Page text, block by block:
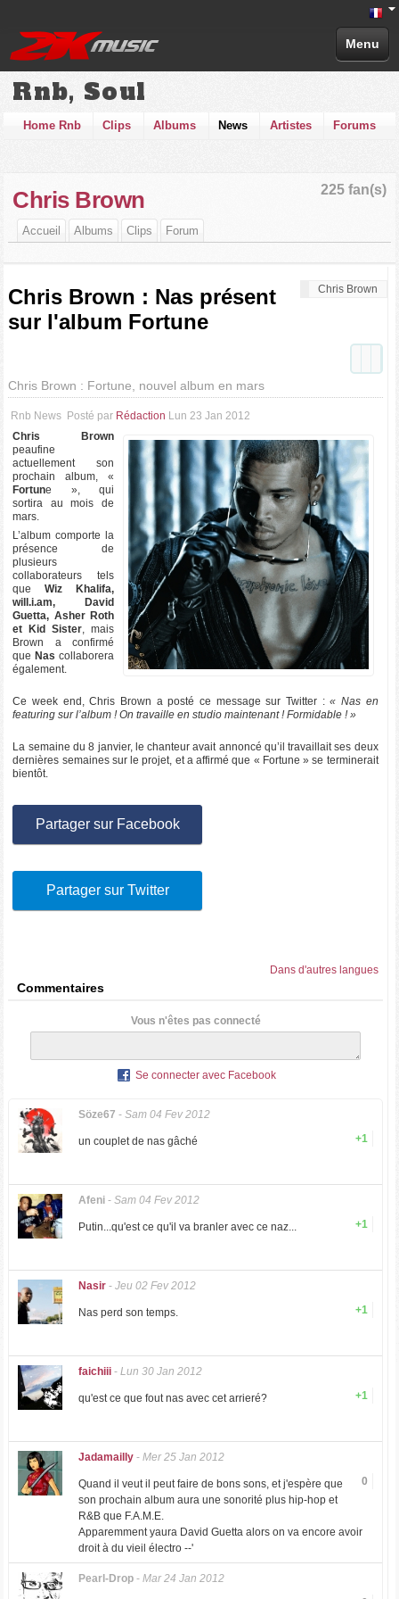
Menu
Rnb, Soul
Home Rnb Clips Albums News Artistes Forums
225 fan(s)
Chris Brown
Accueil Albums Clips Forum
Chris Brown
Chris Brown : Nas présent
sur l'album Fortune
Chris Brown : Fortune, nouvel album en mars
Rnb News Posté par Rédaction Lun 23 Jan 2012
Chris Brown
peaufine
actuellement son
prochain album, «
Fortune », qui
sortira au mois de
mars.
L’album comporte la
présence de
plusieurs
collaborateurs tels
queWiz Khalifa,
will.i.am, David
Guetta, Asher Roth
et Kid Sister, mais
Brown a confirmé
que Nas collaborera
également.
Ce week end, Chris Brown a posté ce message sur Twitter :« Nas en
featuring sur l’album ! On travaille en studio maintenant ! Formidable ! »
La semaine du 8 janvier, le chanteur avait annoncé qu’il travaillait ses deux
dernières semaines sur le projet, et a affirmé que « Fortune » se terminerait
bientôt.
Partager sur Facebook
Partager sur Twitter
Dans d'autres langues
Commentaires
Vous n'êtes pas connecté
Se connecter avec Facebook
Söze67 - Sam 04 Fev 2012
+1
un couplet de nas gâché
Afeni- Sam 04 Fev 2012
+1
Putin...qu'est ce qu'il va branler avec ce naz...
Nasir- Jeu 02 Fev 2012
+1
Nas perd son temps.
faichiii- Lun 30 Jan 2012
+1
qu'est ce que fout nas avec cet arrieré?
Jadamailly- Mer 25 Jan 2012
0
Quand il veut il peut faire de bons sons, et j'espère que
son prochain album aura une sonorité plus hip-hop et
R&B que F.A.M.E.
Apparemment yaura David Guetta alors on va encore avoir
droit à du vieil électro --'
Pearl-Drop- Mar 24 Jan 2012